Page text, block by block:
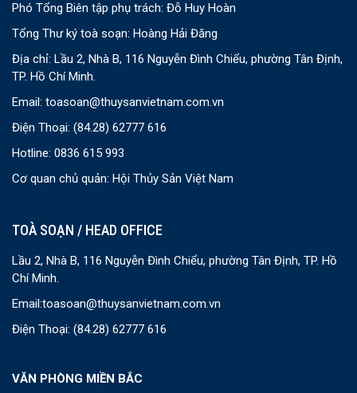
Phó Tổng Biên tập phụ trách: Đỗ Huy Hoàn
Tổng Thư ký toà soạn: Hoàng Hải Đăng
Địa chỉ: Lầu 2, Nhà B, 116 Nguyễn Đình Chiểu, phường Tân Định,
TP. Hồ Chí Minh.
Email: toasoan@thuysanvietnam.com.vn
Điện Thoại: (84.28) 62777 616
Hotline: 0836 615 993
Cơ quan chủ quản: Hội Thủy Sản Việt Nam
TOÀ SOẠN / HEAD OFFICE
Lầu 2, Nhà B, 116 Nguyễn Đình Chiểu, phường Tân Định, TP. Hồ
Chí Minh.
Email:toasoan@thuysanvietnam.com.vn
Điện Thoại: (84.28) 62777 616
VĂN PHÒNG MIỀN BẮC